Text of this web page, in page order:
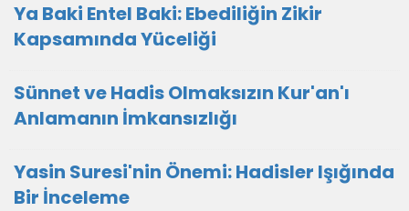
Ya Baki Entel Baki: Ebediliğin Zikir
Kapsamında Yüceliği
Sünnet ve Hadis Olmaksızın Kur'an'ı
Anlamanın İmkansızlığı
Yasin Suresi'nin Önemi: Hadisler Işığında
Bir İnceleme